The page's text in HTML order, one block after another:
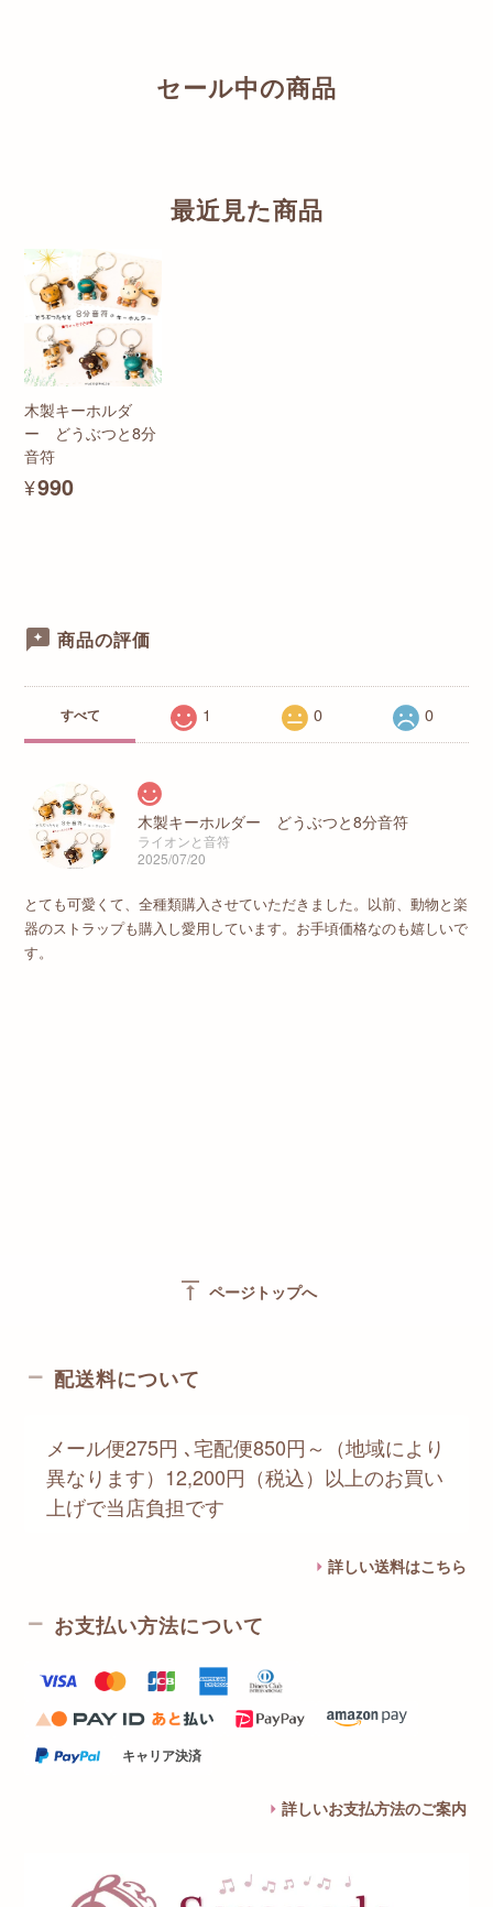
セール中の商品
最近見た商品
木製キーホルダ
ー どうぶつと8分
音符
¥990
商品の評価
すべて 1 0 0
木製キーホルダー どうぶつと8分音符
ライオンと音符
2025/07/20
とても可愛くて、全種類購入させていただきました。以前、動物と楽
器のストラップも購入し愛用しています。お手頃価格なのも嬉しいで
す。
vertical_align_top ページトップへ
配送料について
メール便275円 ､宅配便850円～（地域により
異なります）12,200円（税込）以上のお買い
上げで当店負担です
詳しい送料はこちら
お支払い方法について
キャリア決済
詳しいお支払方法のご案内